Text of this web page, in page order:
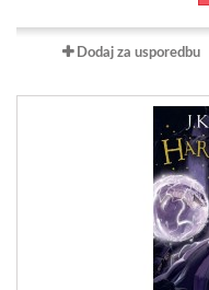
Dodaj za usporedbu